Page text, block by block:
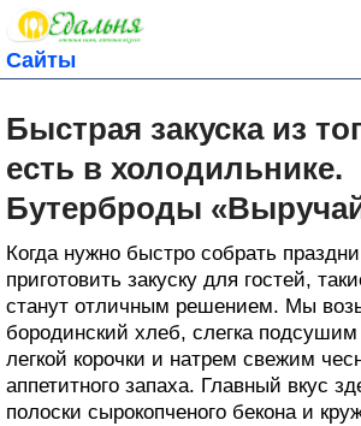
Сайты
Быстрая закуска из
есть в холодильнике.
Бутерброды
Когда нужно быстро собрать
приготовить закуску для гостей,
станут отличным решением. Мы
бородинский хлеб, слегка подсушим
легкой корочки и натрем свежим
аппетитного запаха. Главный вкус
полоски сырокопченого бекона и